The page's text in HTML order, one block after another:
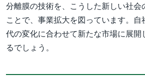
分離膜の技術を、こうした新しい社会
ことで、事業拡大を図っています。
代の変化に合わせて新たな市場に展開
るでしょう。